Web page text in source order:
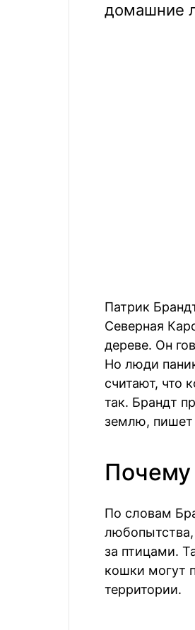
домашние
Патрик
Северная
дереве. Он
Но люди
считают, что
так. Брандт
землю, пишет
Почему
По словам
любопытства,
за птицами.
кошки могут
территории.